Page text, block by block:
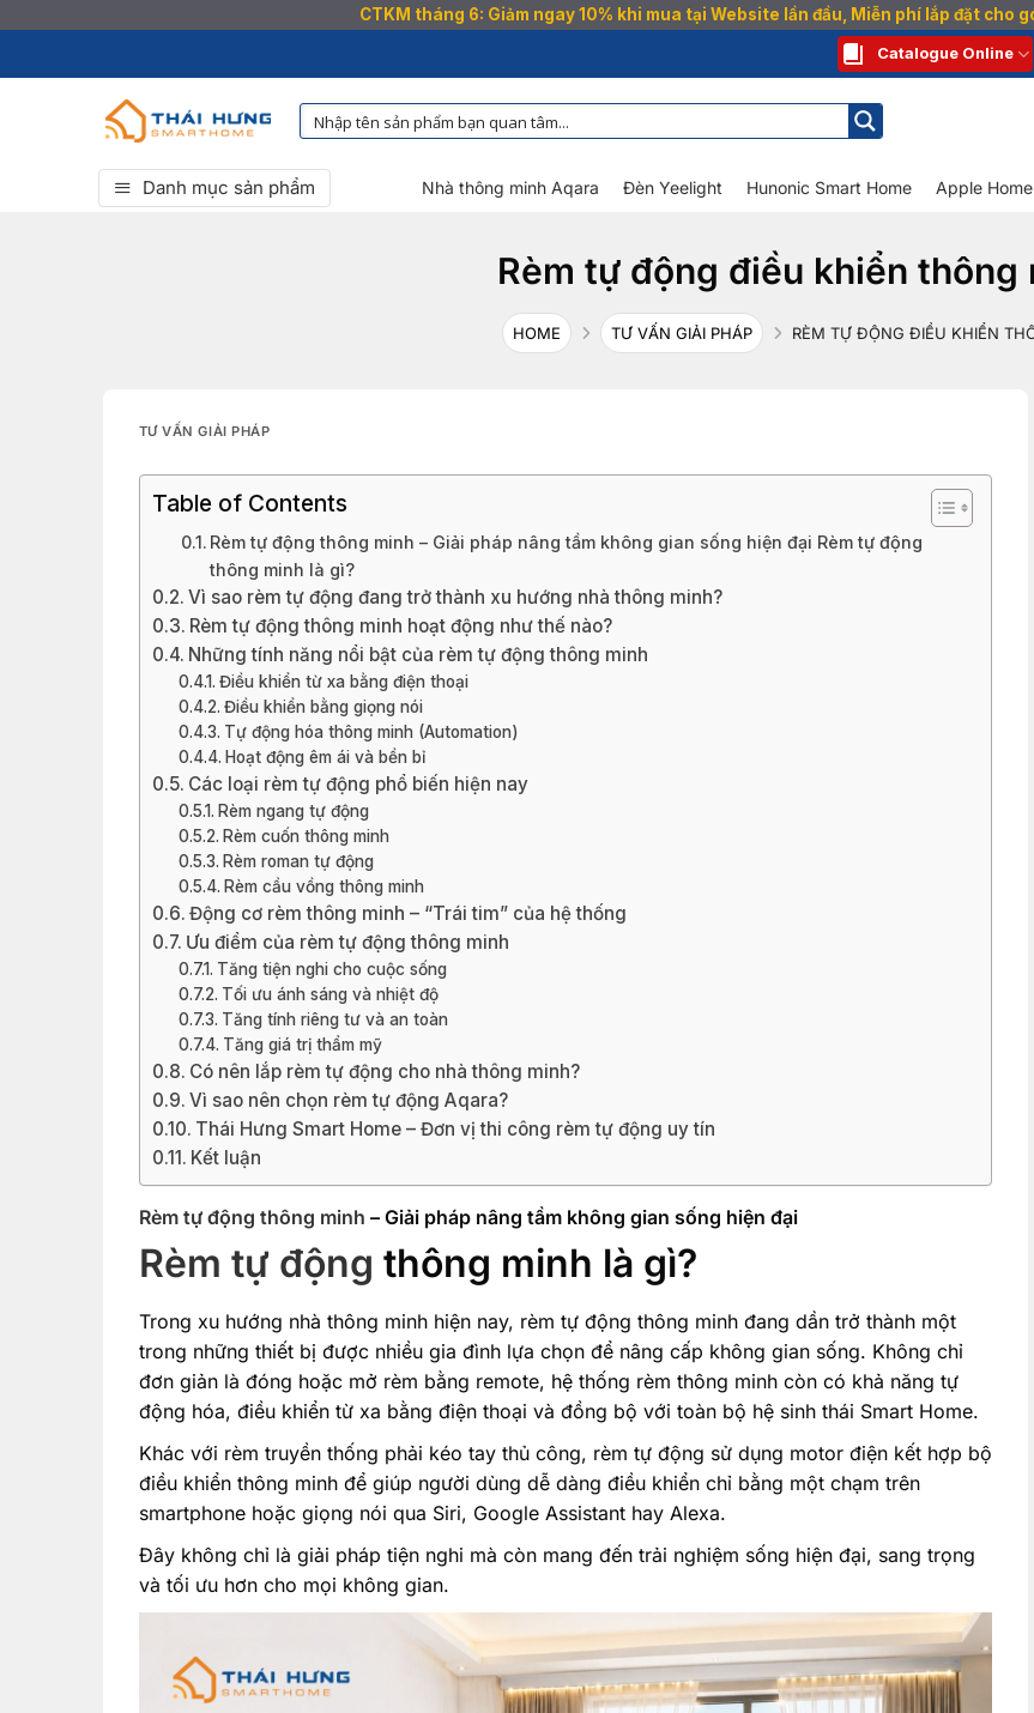
CTKM tháng 6: Giảm ngay 10% khi mua tại Website lần đầu, Miễn phí lắp đặt cho
qua
Catalogue Online
Danh mục sản phẩm Nhà thông minh Aqara Đèn Yeelight Hunonic Smart Home Apple
Rèm tự động điều khiển thông
HOME TƯ VẤN GIẢI PHÁP RÈM TỰ ĐỘNG ĐIỀU KHIỂN
TƯ VẤN GIẢI PHÁP
Table of Contents
Rèm tự động thông minh – Giải pháp nâng tầm không gian sống hiện đại Rèm tự động
thông minh là gì?
Vì sao rèm tự động đang trở thành xu hướng nhà thông minh?
Rèm tự động thông minh hoạt động như thế nào?
Những tính năng nổi bật của rèm tự động thông minh
Điều khiển từ xa bằng điện thoại
Điều khiển bằng giọng nói
Tự động hóa thông minh (Automation)
Hoạt động êm ái và bền bỉ
Các loại rèm tự động phổ biến hiện nay
Rèm ngang tự động
Rèm cuốn thông minh
Rèm roman tự động
Rèm cầu vồng thông minh
Động cơ rèm thông minh – “Trái tim” của hệ thống
Ưu điểm của rèm tự động thông minh
Tăng tiện nghi cho cuộc sống
Tối ưu ánh sáng và nhiệt độ
Tăng tính riêng tư và an toàn
Tăng giá trị thẩm mỹ
Có nên lắp rèm tự động cho nhà thông minh?
Vì sao nên chọn rèm tự động Aqara?
Thái Hưng Smart Home – Đơn vị thi công rèm tự động uy tín
Kết luận
Rèm tự động thông minh – Giải pháp nâng tầm không gian sống hiện đại
Rèm tự động thông minh là gì?
Trong xu hướng nhà thông minh hiện nay, rèm tự động thông minh đang dần trở thành một
trong những thiết bị được nhiều gia đình lựa chọn để nâng cấp không gian sống. Không chỉ
đơn giản là đóng hoặc mở rèm bằng remote, hệ thống rèm thông minh còn có khả năng tự
động hóa, điều khiển từ xa bằng điện thoại và đồng bộ với toàn bộ hệ sinh thái Smart Home.
Khác với rèm truyền thống phải kéo tay thủ công, rèm tự động sử dụng motor điện kết hợp bộ
điều khiển thông minh để giúp người dùng dễ dàng điều khiển chỉ bằng một chạm trên
smartphone hoặc giọng nói qua Siri, Google Assistant hay Alexa.
Đây không chỉ là giải pháp tiện nghi mà còn mang đến trải nghiệm sống hiện đại, sang trọng
và tối ưu hơn cho mọi không gian.